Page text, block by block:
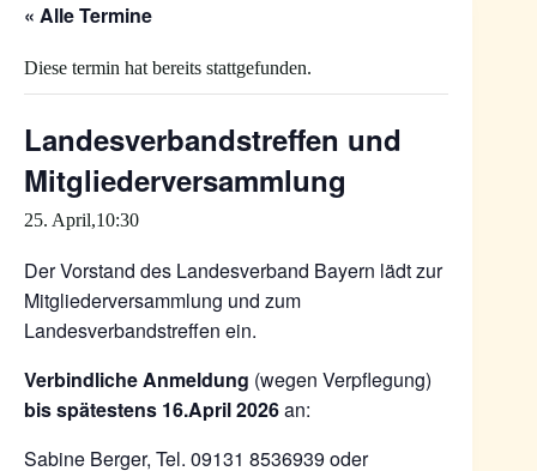
« Alle Termine
Diese termin hat bereits stattgefunden.
Landesverbandstreffen und
Mitgliederversammlung
25. April,10:30
Der Vorstand des Landesverband Bayern lädt zur
Mitgliederversammlung und zum
Landesverbandstreffen ein.
Verbindliche Anmeldung (wegen Verpflegung)
bis spätestens 16.April 2026an:
Sabine Berger, Tel. 09131 8536939 oder